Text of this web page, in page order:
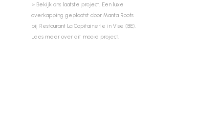
> Bekijk ons laatste project. Een luxe
overkapping geplaatst door Manta Roofs
bij Restaurant La Capitainerie in Vise (BE).
Lees meer over dit mooie project.